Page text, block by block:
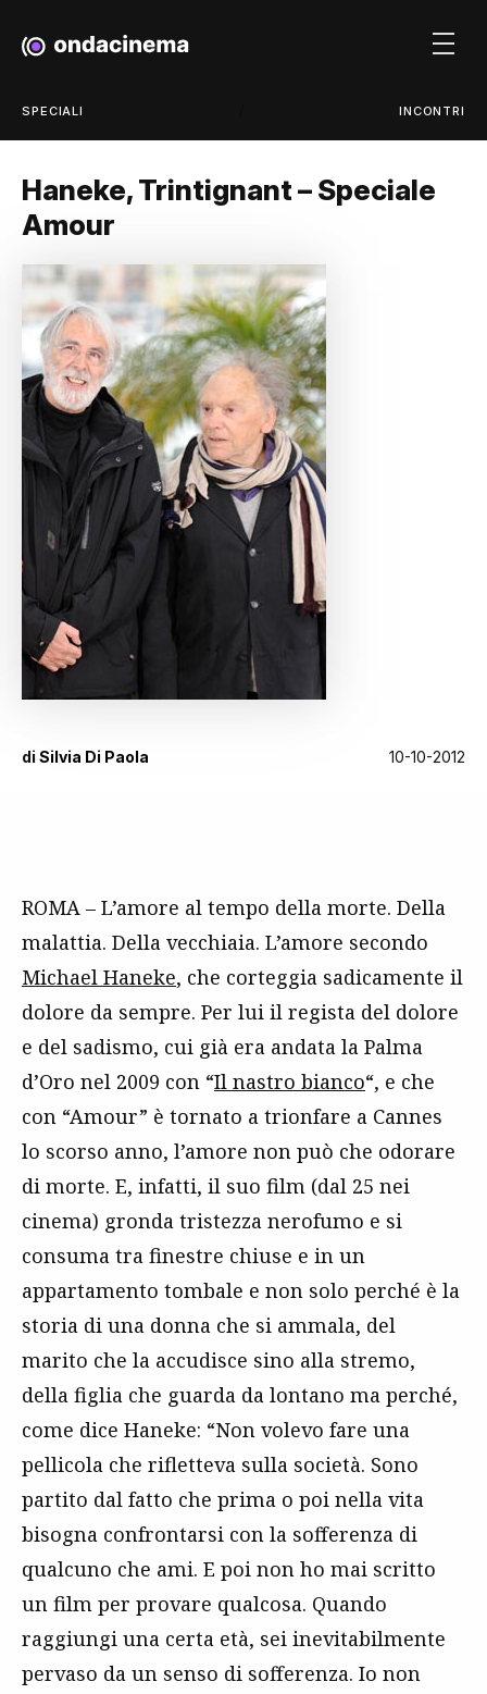
SPECIALI INCONTRI
Haneke, Trintignant – Speciale
Amour
di Silvia Di Paola 10-10-2012
ROMA – L’amore al tempo della morte. Della
malattia. Della vecchiaia. L’amore secondo
Michael Haneke, che corteggia sadicamente il
dolore da sempre. Per lui il regista del dolore
e del sadismo, cui già era andata la Palma
d’Oro nel 2009 con “Il nastro bianco“, e che
con “Amour” è tornato a trionfare a Cannes
lo scorso anno, l’amore non può che odorare
di morte. E, infatti, il suo film (dal 25 nei
cinema) gronda tristezza nerofumo e si
consuma tra finestre chiuse e in un
appartamento tombale e non solo perché è la
storia di una donna che si ammala, del
marito che la accudisce sino alla stremo,
della figlia che guarda da lontano ma perché,
come dice Haneke: “Non volevo fare una
pellicola che rifletteva sulla società. Sono
partito dal fatto che prima o poi nella vita
bisogna confrontarsi con la sofferenza di
qualcuno che ami. E poi non ho mai scritto
un film per provare qualcosa. Quando
raggiungi una certa età, sei inevitabilmente
pervaso da un senso di sofferenza. Io non